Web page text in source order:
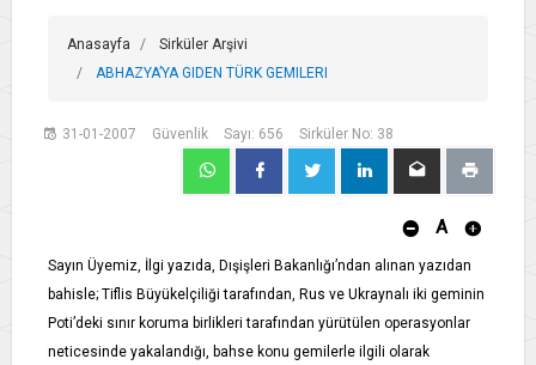
Anasayfa
Sirküler Arşivi
ABHAZYA’YA GIDEN TÜRK GEMILERI
31-01-2007 Güvenlik Sayı: 656 Sirküler No: 38
A
Sayın Üyemiz, İlgi yazıda, Dışişleri Bakanlığı’ndan alınan yazıdan
bahisle; Tiflis Büyükelçiliği tarafından, Rus ve Ukraynalı iki geminin
Poti’deki sınır koruma birlikleri tarafından yürütülen operasyonlar
neticesinde yakalandığı, bahse konu gemilerle ilgili olarak